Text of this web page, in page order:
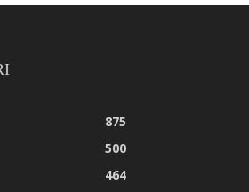
875
500
464